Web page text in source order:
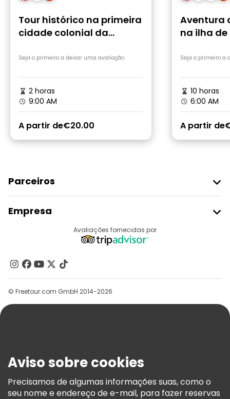
Tour histórico na primeira
cidade colonial da
Seja o primeiro a deixar uma avaliação
2 horas
9:00 AM
A partir de€20.00
Aventura
na ilha de
Seja o primeiro a
10 horas
6:00 AM
A partir de
Parceiros
Registo Do Fornecedor
Programa De Afiliados
Empresa
Contacte-Nos
Grupos
Ajuda
Termos E Informações Legais
Política De Cookies
Freetour Prémios
Avaliações fornecidas por
© Freetour.com GmbH 2014-2026
Aviso sobre cookies
Precisamos de algumas informações suas, como o
seu nome e endereço de e-mail, para fazer reservas